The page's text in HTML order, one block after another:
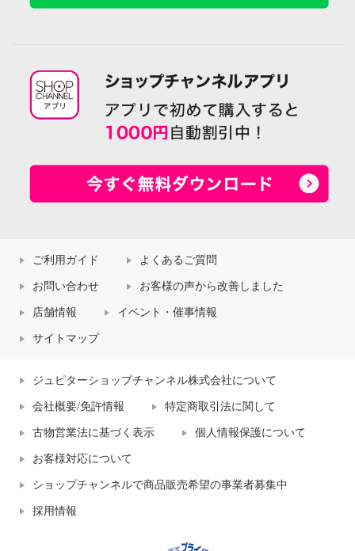
ご利用ガイド よくあるご質問
お問い合わせ お客様の声から改善しました
店舗情報 イベント・催事情報
サイトマップ
ジュピターショップチャンネル株式会社について
会社概要/免許情報 特定商取引法に関して
古物営業法に基づく表示 個人情報保護について
お客様対応について
ショップチャンネルで商品販売希望の事業者募集中
採用情報